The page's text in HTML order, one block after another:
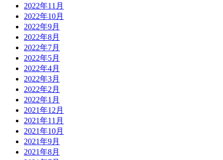
2022年11月
2022年10月
2022年9月
2022年8月
2022年7月
2022年5月
2022年4月
2022年3月
2022年2月
2022年1月
2021年12月
2021年11月
2021年10月
2021年9月
2021年8月